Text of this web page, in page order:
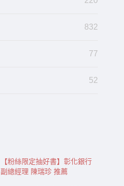
832
77
52
【粉絲限定抽好書】彰化銀行
副總經理 陳瑞珍 推薦